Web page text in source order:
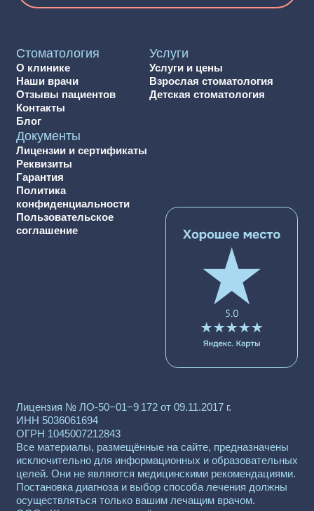
Записаться на консультацию
Лицензия № ЛО-50−01−9 172 от 09.11.2017 г.
ИНН 5036061694
ОГРН 1045007212843
Все материалы, размещённые на сайте, предназначены
исключительно для информационных и образовательных
целей. Они не являются медицинскими рекомендациями.
Постановка диагноза и выбор способа лечения должны
осуществляться только вашим лечащим врачом.
ООО «Жемчужина» не несёт ответственности
за возможные неблагоприятные последствия, связанные
с самостоятельным использованием информации,
представленной на сайте.
Мы стараемся поддерживать актуальность цен на сайте,
однако рекомендуем уточнять стоимость услуг
у администратора по телефону
+7 915 083-34-20
опубликованные на сайте, не являются публичной
офертой. Медицинские услуги предоставляются
Семейная Стоматология Жогиных